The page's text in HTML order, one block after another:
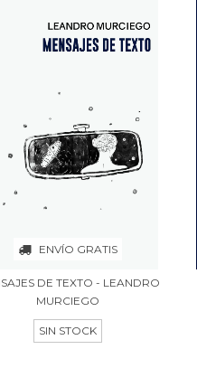
ENVÍO GRATIS
DE TEXTO - LEANDRO
MURCIEGO
SIN STOCK